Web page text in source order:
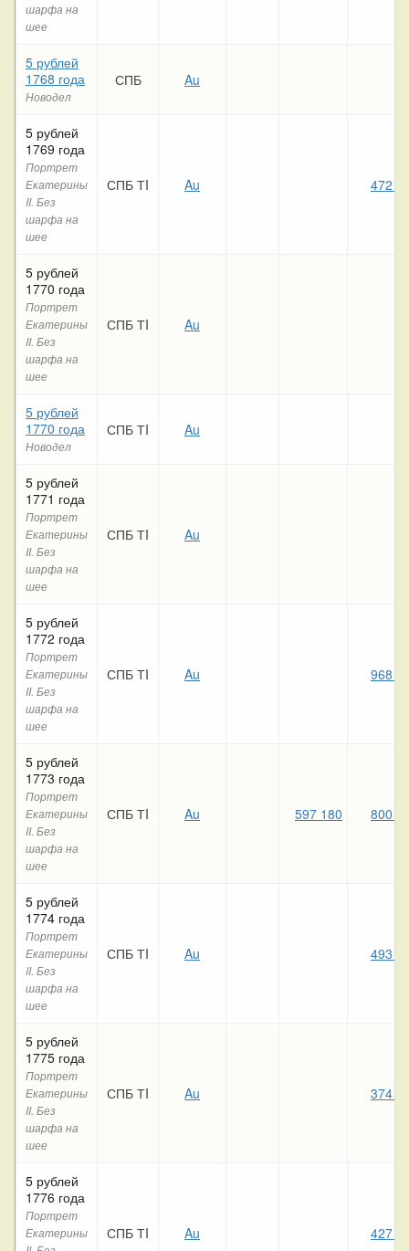
шарфа на
шее
5 рублей
1768 года
Новодел
СПБ Au
5 рублей
1769 года
Портрет
Екатерины
II. Без
шарфа на
шее
СПБ ТI Au 472
5 рублей
1770 года
Портрет
Екатерины
II. Без
шарфа на
шее
СПБ ТI Au
5 рублей
1770 года
Новодел
СПБ ТI Au
5 рублей
1771 года
Портрет
Екатерины
II. Без
шарфа на
шее
СПБ ТI Au
5 рублей
1772 года
Портрет
Екатерины
II. Без
шарфа на
шее
СПБ ТI Au 968
5 рублей
1773 года
Портрет
Екатерины
II. Без
шарфа на
шее
СПБ ТI Au 597 180 800
5 рублей
1774 года
Портрет
Екатерины
II. Без
шарфа на
шее
СПБ ТI Au 493
5 рублей
1775 года
Портрет
Екатерины
II. Без
шарфа на
шее
СПБ ТI Au 374
5 рублей
1776 года
Портрет
Екатерины
СПБ ТI Au 427